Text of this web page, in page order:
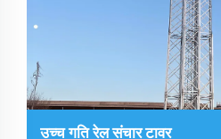
उच्च गति रेल संचार टावर